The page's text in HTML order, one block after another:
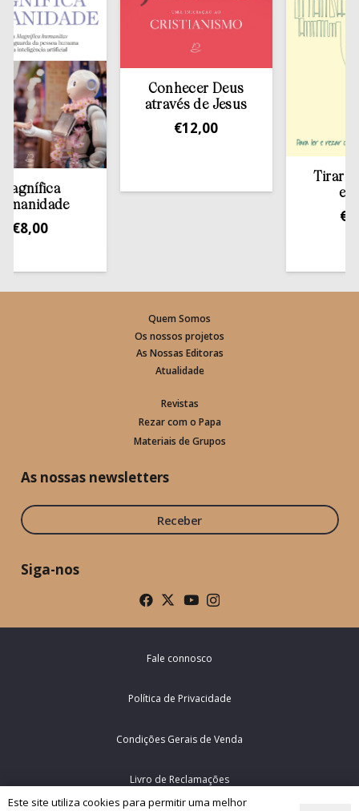
Conhecer Deus
através de Jesus
12,00
Tirar a
estante
13,50
Quem Somos
Os nossos projetos
As Nossas Editoras
Atualidade
Revistas
Rezar com o Papa
Materiais de Grupos
As nossas newsletters
Receber
Siga-nos
Fale connosco
Política de Privacidade
Condições Gerais de Venda
Livro de Reclamações
Este site utiliza cookies para permitir uma melhor